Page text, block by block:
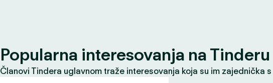
Popularna interesovanja na Tinderu
Članovi Tindera uglavnom traže interesovanja koja su im zajednička